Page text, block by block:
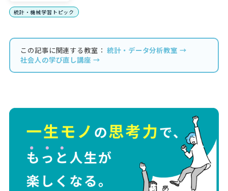
統計・機械学習トピック
この記事に関連する教室：統計・データ分析教室 →
社会人の学び直し講座 →